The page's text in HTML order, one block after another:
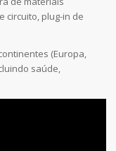
circuito, plug-in de
(Europa,
saúde,